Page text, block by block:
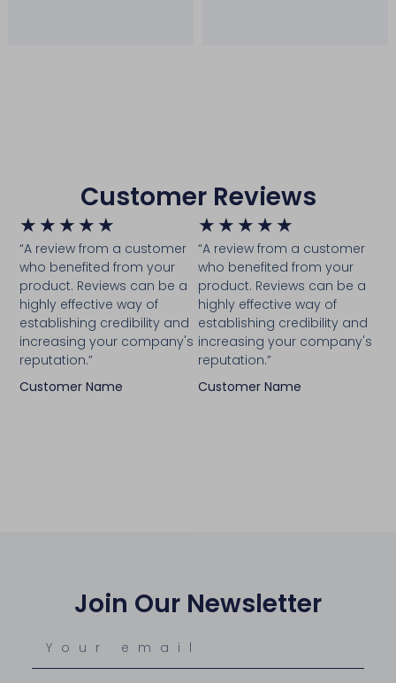
Customer Reviews
★ ★ ★ ★ ★
“A review from a customer
who benefited from your
product. Reviews can be a
highly effective way of
establishing credibility and
increasing your company's
reputation.”
Customer Name
★ ★ ★ ★ ★
“A review from a customer
who benefited from your
product. Reviews can be a
highly effective way of
establishing credibility and
increasing your company's
reputation.”
Customer Name
Join Our Newsletter